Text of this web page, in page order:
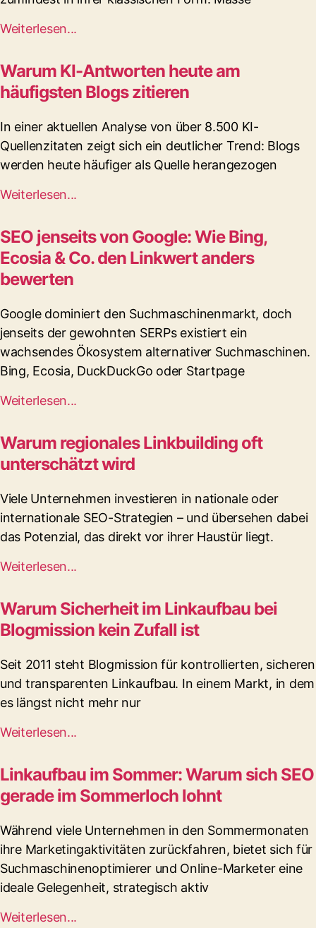
Weiterlesen...
Warum KI-Antworten heute am
häufigsten Blogs zitieren
In einer aktuellen Analyse von über 8.500 KI-
Quellenzitaten zeigt sich ein deutlicher Trend: Blogs
werden heute häufiger als Quelle herangezogen
Weiterlesen...
SEO jenseits von Google: Wie Bing,
Ecosia & Co. den Linkwert anders
bewerten
Google dominiert den Suchmaschinenmarkt, doch
jenseits der gewohnten SERPs existiert ein
wachsendes Ökosystem alternativer Suchmaschinen.
Bing, Ecosia, DuckDuckGo oder Startpage
Weiterlesen...
Warum regionales Linkbuilding oft
unterschätzt wird
Viele Unternehmen investieren in nationale oder
internationale SEO-Strategien – und übersehen dabei
das Potenzial, das direkt vor ihrer Haustür liegt.
Weiterlesen...
Warum Sicherheit im Linkaufbau bei
Blogmission kein Zufall ist
Seit 2011 steht Blogmission für kontrollierten, sicheren
und transparenten Linkaufbau. In einem Markt, in dem
es längst nicht mehr nur
Weiterlesen...
Linkaufbau im Sommer: Warum sich SEO
gerade im Sommerloch lohnt
Während viele Unternehmen in den Sommermonaten
ihre Marketingaktivitäten zurückfahren, bietet sich für
Suchmaschinenoptimierer und Online-Marketer eine
ideale Gelegenheit, strategisch aktiv
Weiterlesen...